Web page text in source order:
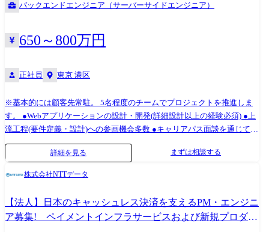
バックエンドエンジニア（サーバーサイドエンジニア）
650～800万円
正社員 東京 港区
※基本的には顧客先常駐。 5名程度のチームでプロジェクトを推進しま
す。 ●Webアプリケーションの設計・開発(詳細設計以上の経験必須) ●上
流工程(要件定義・設計)への参画機会多数 ●キャリアパス面談を通じて、
PM・PL・テックリードなどへのステップアップも可能 ●将来的には、受
託開発やAIを活用した自社サービス開発にも挑戦可能 社風・カルチャー
「やってみたい」を応援する、挑戦歓迎のカルチャー ＜アイデアを形に
て、ざっくばらんに話せる「ラウンドテーブル」や社内コンペなど、意
見発信できる機会が多数。 実際にメンバーのアイデアで、AIを活用した
自社サービスが誕生しています。
詳細を見る まずは相談する
株式会社NTTデータ
【法人】日本のキャッシュレス決済を支えるPM・エンジニ
ア募集! ペイメントインフラサービスおよび新規プロダク